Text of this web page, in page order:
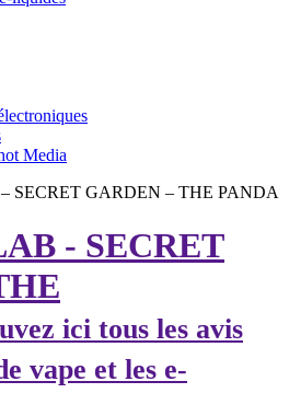
Media
SECRET GARDEN – THE PANDA
- SECRET
ici tous les avis
vape et les e-